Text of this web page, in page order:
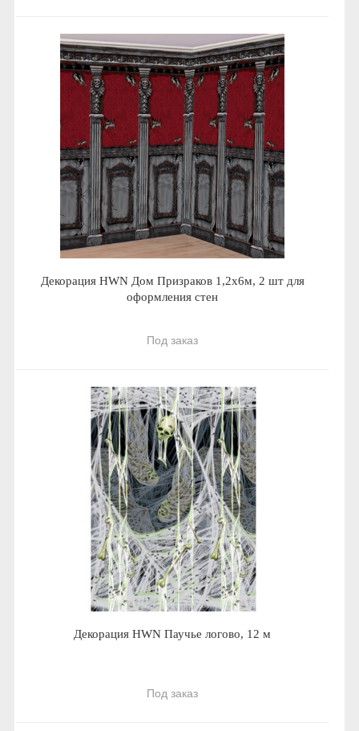
Декорация HWN Дом Призраков 1,2х6м, 2 шт для
оформления стен
Под заказ
Декорация HWN Паучье логово, 12 м
Под заказ